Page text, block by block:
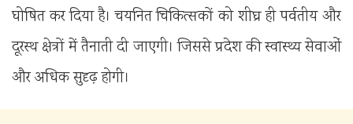
घोषित कर दिया है। चयनित चिकित्सकों को शीघ्र ही पर्वतीय और
दूरस्थ क्षेत्रों में तैनाती दी जाएगी। जिससे प्रदेश की स्वास्थ्य सेवाओं
और अधिक सुदृढ़ होगी।